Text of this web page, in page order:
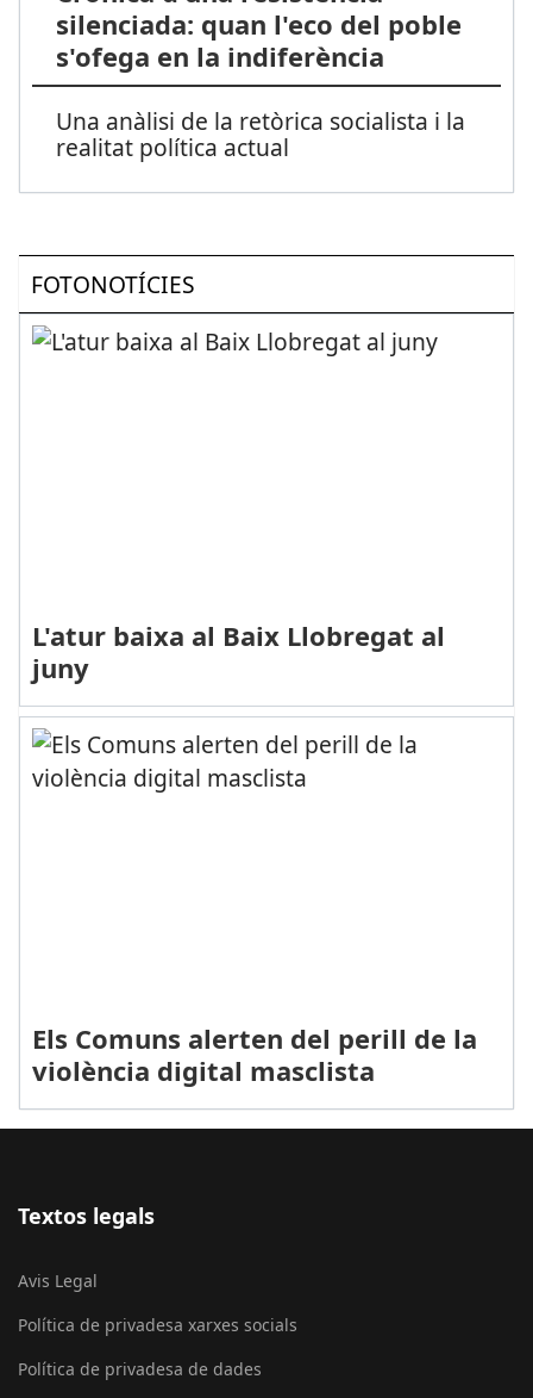
silenciada: quan l'eco del poble
s'ofega en la indiferència
Una anàlisi de la retòrica socialista i la
realitat política actual
FOTONOTÍCIES
L'atur baixa al Baix Llobregat al
juny
Els Comuns alerten del perill de la
violència digital masclista
Textos legals
Avis Legal
Política de privadesa xarxes socials
Política de privadesa de dades